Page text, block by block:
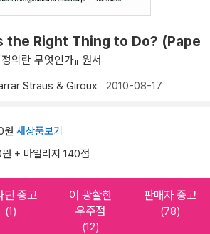
Right Thing to Do? (Pape
정의란 무엇인가』 원서
Straus & Giroux 2010-08-17
원 새상품보기
+ 마일리지 140점
딘 중고
(1)
이 광활한
우주점
(12)
판매자 중고
(78)